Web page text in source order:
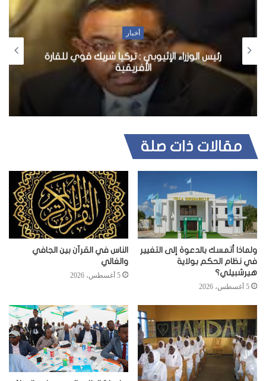
أخبار
رئيس الوزراء الإثيوبي : تركيا شريك قوي للقارة
الأفريقية
مقالات ذات صلة
ولماذا أتمسك بالدعوة إلى التغيير
في نظام الحكم بولاية
هيرشبيلي؟
5 أغسطس، 2026
الناس في القرآن بين الجافي
والغالي
5 أغسطس، 2026